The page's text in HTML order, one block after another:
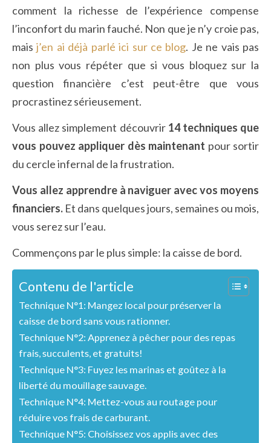
comment la richesse de l’expérience compense
l’inconfort du marin fauché. Non que je n’y croie pas,
mais j’en ai déjà parlé ici sur ce blog. Je ne vais pas
non plus vous répéter que si vous bloquez sur la
question financière c’est peut-être que vous
procrastinez sérieusement.
Vous allez simplement découvrir 14 techniques que
vous pouvez appliquer dès maintenant pour sortir
du cercle infernal de la frustration.
Vous allez apprendre à naviguer avec vos moyens
financiers. Et dans quelques jours, semaines ou mois,
vous serez sur l’eau.
Commençons par le plus simple: la caisse de bord.
Contenu de l'article
Technique N°1: Mangez local pour préserver la
caisse de bord sans vous rationner.
Technique N°2: Apprenez à pêcher pour des repas
frais, succulents, et gratuits!
Technique N°3: Fuyez les marinas et goûtez à la
liberté du mouillage sauvage.
Technique N°4: Mettez-vous au routage pour
réduire vos frais de carburant.
Technique N°5: Choisissez vos applis avec des